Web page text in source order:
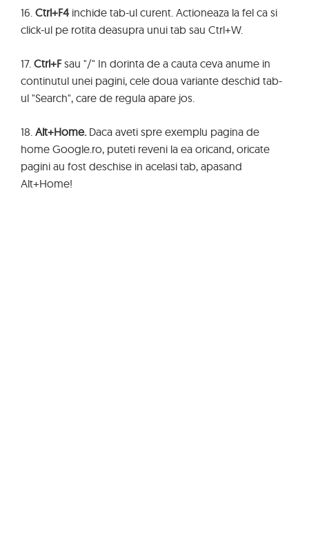
16. Ctrl+F4 inchide tab-ul curent. Actioneaza la fel ca si
click-ul pe rotita deasupra unui tab sau Ctrl+W.
17. Ctrl+Fsau "/" In dorinta de a cauta ceva anume in
continutul unei pagini, cele doua variante deschid tab-
ul "Search", care de regula apare jos.
18. Alt+Home.Daca aveti spre exemplu pagina de
home Google.ro, puteti reveni la ea oricand, oricate
pagini au fost deschise in acelasi tab, apasand
Alt+Home!